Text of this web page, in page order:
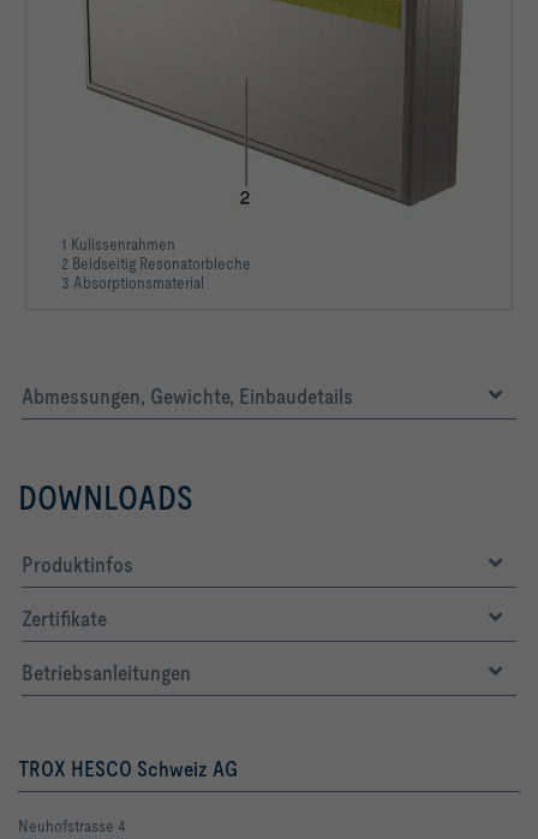
1 Kulissenrahmen
2 Beidseitig Resonatorbleche
3 Absorptionsmaterial
Abmessungen, Gewichte, Einbaudetails
DOWNLOADS
Produktinfos
Zertifikate
Betriebsanleitungen
TROX HESCO Schweiz AG
Neuhofstrasse 4